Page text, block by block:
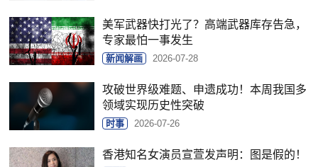
美军武器快打光了？高端武器库存告急，
专家最怕一事发生
新闻解画 2026-07-28
攻破世界级难题、申遗成功！本周我国多
领域实现历史性突破
时事 2026-07-26
香港知名女演员宣萱发声明：图是假的！